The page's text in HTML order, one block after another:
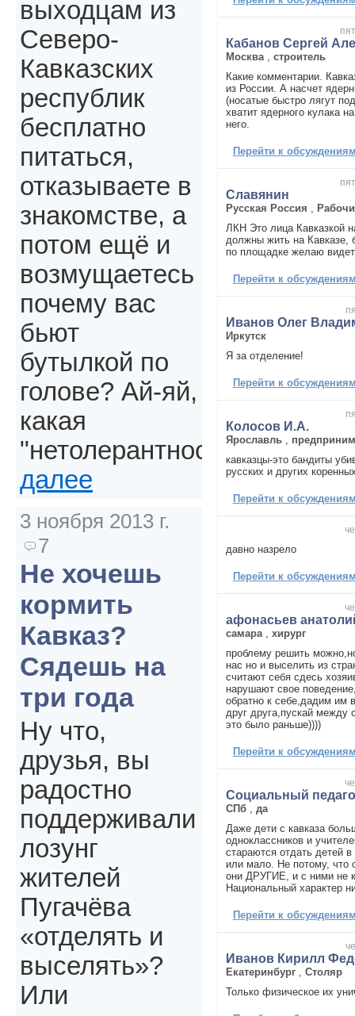
Кабанов Сергей
Москва
строитель
Какие комментарии.
из России. А насчет
(носатые быстро лягут
хватит ядерного кулака
него.
Перейти к
Славянин
Русская Россия
ЛКН Это лица Кавказкой
должны жить на Кавказе,
по площадке желаю
Перейти к
Иванов Олег
Иркутск
Я за отделение!
Перейти к
Колосов И.А.
Ярославль
кавказцы-это бандиты
русских и других
Перейти к
давно назрело
Перейти к
афонасьев
самара
хирург
проблему решить
нас но и выселить из
считают себя сдесь
нарушают свое
обратно к себе,дадим им
друг друга,пускай между
это было раньше))))
Перейти к
Социальный
СПб
да
Даже дети с кавказа
одноклассников и
стараются отдать детей
или мало. Не потому, что
они ДРУГИЕ, и с ними не
Национальный характер
Перейти к
Иванов Кирилл
Екатеринбург
Столяр
Только физическое их
выходцам из
Северо-
Кавказских
республик
бесплатно
питаться,
отказываете в
знакомстве, а
потом ещё и
возмущаетесь
почему вас
бьют
бутылкой по
голове? Ай-яй,
какая
"нетолерантность".
далее
3 ноября 2013 г.
7
Не хочешь
кормить
Кавказ?
Сядешь на
три года
Ну что,
друзья, вы
радостно
поддерживали
лозунг
жителей
Пугачёва
«отделять и
выселять»?
Или